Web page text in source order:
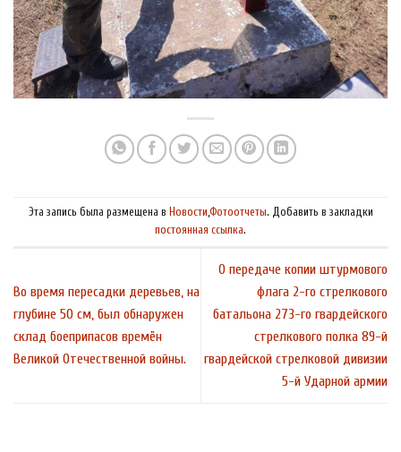
Эта запись была размещена в Новости,Фотоотчеты. Добавить в закладки
постоянная ссылка.
Во время пересадки деревьев, на
глубине 50 см, был обнаружен
склад боеприпасов времён
Великой Отечественной войны.
О передаче копии штурмового
флага 2-го стрелкового
батальона 273-го гвардейского
стрелкового полка 89-й
гвардейской стрелковой дивизии
5-й Ударной армии